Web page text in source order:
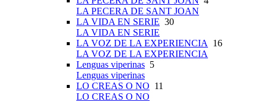
LA PECERA DE SANT JOAN
LA VIDA EN SERIE 30
LA VIDA EN SERIE
LA VOZ DE LA EXPERIENCIA 16
LA VOZ DE LA EXPERIENCIA
Lenguas viperinas 5
Lenguas viperinas
LO CREAS O NO 11
LO CREAS O NO